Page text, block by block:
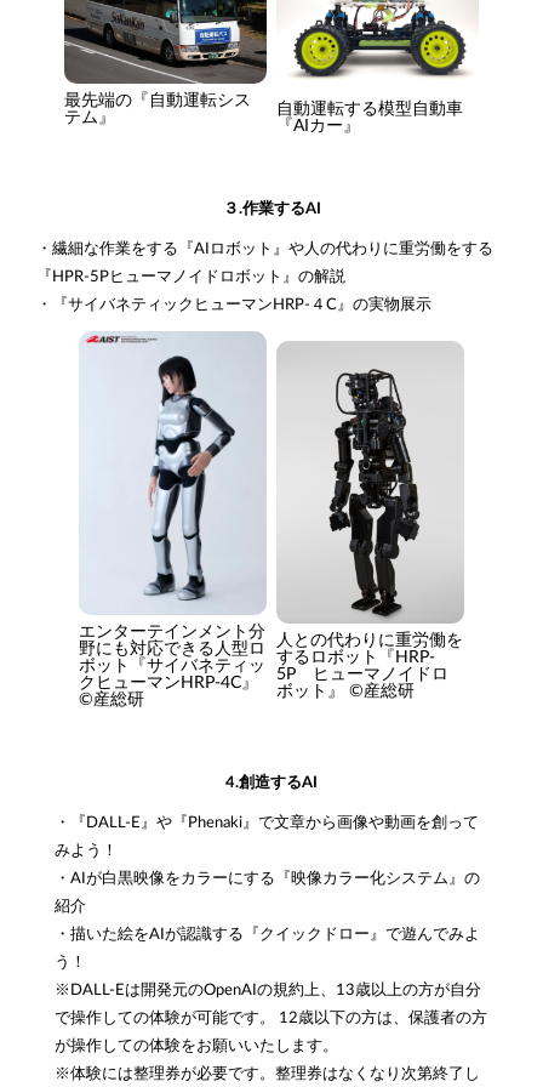
最先端の『自動運転シス
テム』
自動運転する模型自動車
『AIカー』
３.作業するAI
・繊細な作業をする『AIロボット』や人の代わりに重労働をする
『HPR-5Pヒューマノイドロボット』の解説
・『サイバネティックヒューマンHRP-４C』の実物展示
エンターテインメント分
野にも対応できる人型ロ
ボット『サイバネティッ
クヒューマンHRP-4C』
©産総研
人との代わりに重労働を
するロボット『HRP-
5P ヒューマノイドロ
ボット』 ©産総研
4.創造するAI
・『DALL-E』や『Phenaki』で文章から画像や動画を創って
みよう！
・AIが白黒映像をカラーにする『映像カラー化システム』の
紹介
・描いた絵をAIが認識する『クイックドロー』で遊んでみよ
う！
※DALL-Eは開発元のOpenAIの規約上、13歳以上の方が自分
で操作しての体験が可能です。 12歳以下の方は、保護者の方
が操作しての体験をお願いいたします。
※体験には整理券が必要です。整理券はなくなり次第終了し